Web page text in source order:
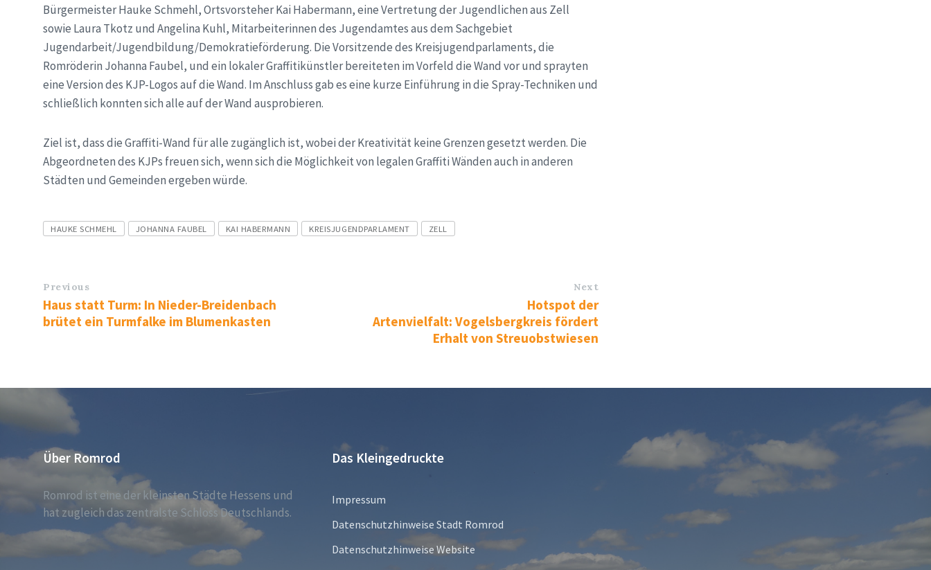
Bürgermeister Hauke Schmehl, Ortsvorsteher Kai Habermann, eine Vertretung der Jugendlichen aus Zell
sowie Laura Tkotz und Angelina Kuhl, Mitarbeiterinnen des Jugendamtes aus dem Sachgebiet
Jugendarbeit/Jugendbildung/Demokratieförderung. Die Vorsitzende des Kreisjugendparlaments, die
Romröderin Johanna Faubel, und ein lokaler Graffitikünstler bereiteten im Vorfeld die Wand vor und sprayten
eine Version des KJP-Logos auf die Wand. Im Anschluss gab es eine kurze Einführung in die Spray-Techniken und
schließlich konnten sich alle auf der Wand ausprobieren.
Ziel ist, dass die Graffiti-Wand für alle zugänglich ist, wobei der Kreativität keine Grenzen gesetzt werden. Die
Abgeordneten des KJPs freuen sich, wenn sich die Möglichkeit von legalen Graffiti Wänden auch in anderen
Städten und Gemeinden ergeben würde.
Tags
HAUKE SCHMEHL JOHANNA FAUBEL KAI HABERMANN KREISJUGENDPARLAMENT ZELL
Previous
Haus statt Turm: In Nieder-Breidenbach
brütet ein Turmfalke im Blumenkasten
Next
Hotspot der
Artenvielfalt: Vogelsbergkreis fördert
Erhalt von Streuobstwiesen
Über Romrod
Romrod ist eine der kleinsten Städte Hessens und
hat zugleich das zentralste Schloss Deutschlands.
Das Kleingedruckte
Impressum
Datenschutzhinweise Stadt Romrod
Datenschutzhinweise Website